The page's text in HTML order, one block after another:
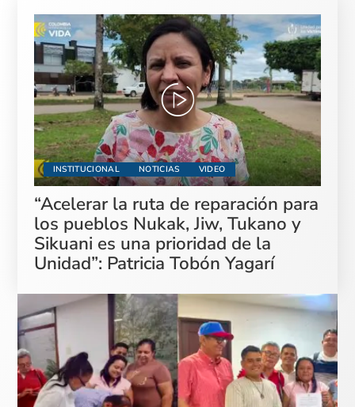
INSTITUCIONAL NOTICIAS VIDEO
“Acelerar la ruta de reparación para
los pueblos Nukak, Jiw, Tukano y
Sikuani es una prioridad de la
Unidad”: Patricia Tobón Yagarí